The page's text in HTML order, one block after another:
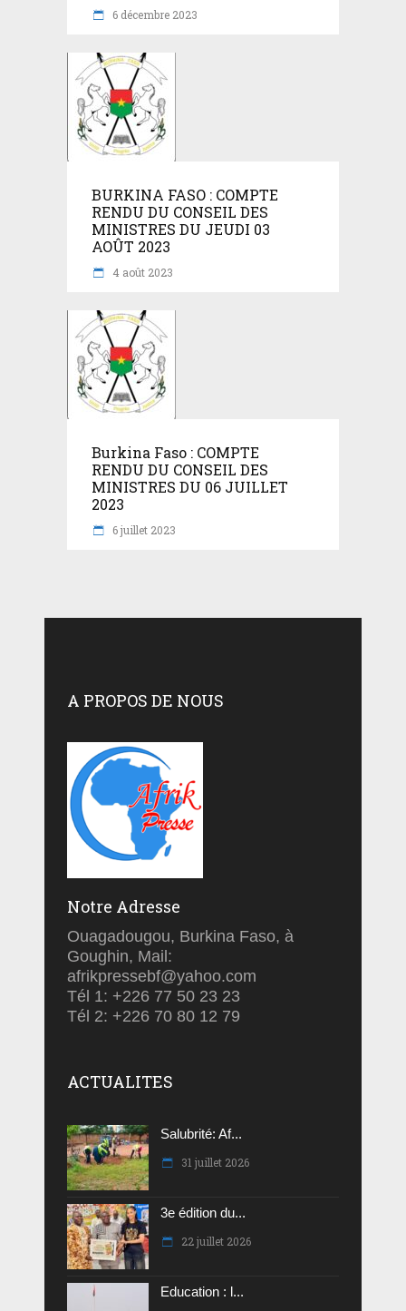
6 décembre 2023
BURKINA FASO : COMPTE
RENDU DU CONSEIL DES
MINISTRES DU JEUDI 03
AOÛT 2023
4 août 2023
Burkina Faso : COMPTE
RENDU DU CONSEIL DES
MINISTRES DU 06 JUILLET
2023
6 juillet 2023
A PROPOS DE NOUS
Notre Adresse
Ouagadougou, Burkina Faso, à
Goughin, Mail:
afrikpressebf@yahoo.com
Tél 1: +226 77 50 23 23
Tél 2: +226 70 80 12 79
ACTUALITES
Salubrité: Af...
31 juillet 2026
3e édition du...
22 juillet 2026
Education : l...